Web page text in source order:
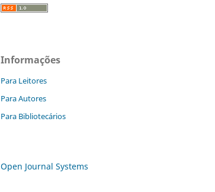
Informações
Para Leitores
Para Autores
Para Bibliotecários
Open Journal Systems